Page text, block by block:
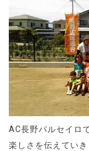
AC長野パルセイロ
楽しさを伝えていき